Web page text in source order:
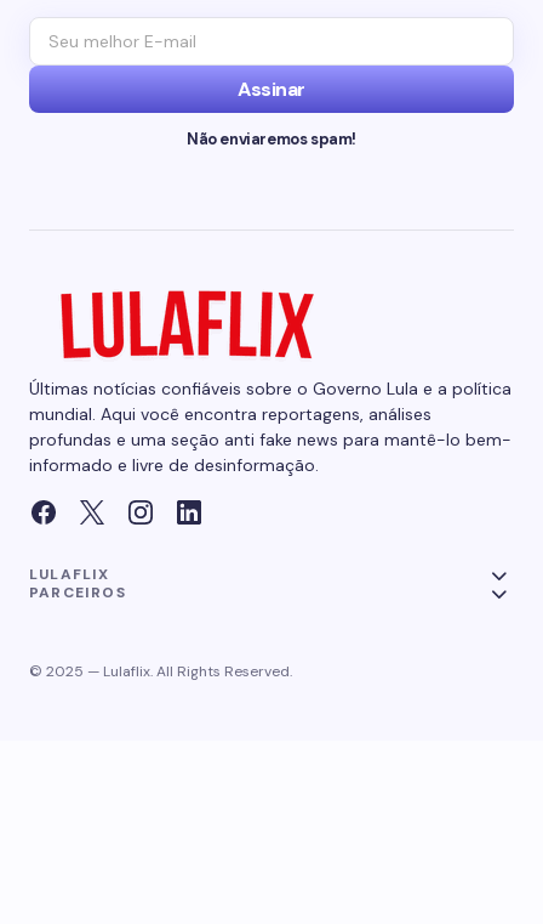
Assinar
Não enviaremos spam!
Últimas notícias confiáveis sobre o Governo Lula e a política
mundial. Aqui você encontra reportagens, análises
profundas e uma seção anti fake news para mantê-lo bem-
informado e livre de desinformação.
LULAFLIX
PARCEIROS
© 2025 — Lulaflix. All Rights Reserved.